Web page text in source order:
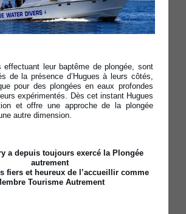
effectuant leur baptême de plongée, sont
de la présence d’Hugues à leurs côtés,
pour des plongées en eaux profondes
expérimentés. Dès cet instant Hugues
et offre une approche de la plongée
autre dimension.
a depuis toujours exercé la Plongée
autrement
fiers et heureux de l’accueillir comme
Tourisme Autrement